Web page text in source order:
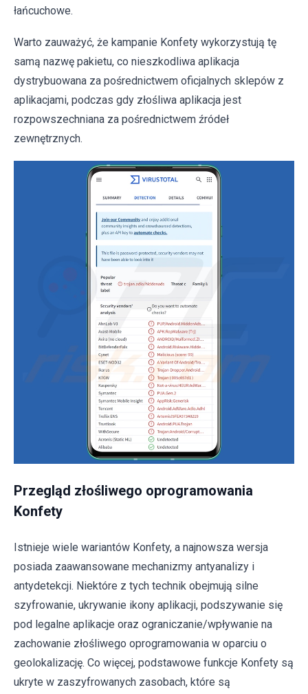
łańcuchowe.
Warto zauważyć, że kampanie Konfety wykorzystują tę
samą nazwę pakietu, co nieszkodliwa aplikacja
dystrybuowana za pośrednictwem oficjalnych sklepów z
aplikacjami, podczas gdy złośliwa aplikacja jest
rozpowszechniana za pośrednictwem źródeł
zewnętrznych.
Przegląd złośliwego oprogramowania
Konfety
Istnieje wiele wariantów Konfety, a najnowsza wersja
posiada zaawansowane mechanizmy antyanalizy i
antydetekcji. Niektóre z tych technik obejmują silne
szyfrowanie, ukrywanie ikony aplikacji, podszywanie się
pod legalne aplikacje oraz ograniczanie/wpływanie na
zachowanie złośliwego oprogramowania w oparciu o
geolokalizację. Co więcej, podstawowe funkcje Konfety są
ukryte w zaszyfrowanych zasobach, które są